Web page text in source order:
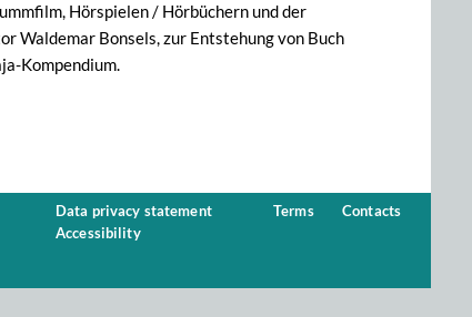
Hörspielen / Hörbüchern und der
Waldemar Bonsels, zur Entstehung von Buch
Kompendium.
Data privacy statement
Accessibility
Terms Contacts